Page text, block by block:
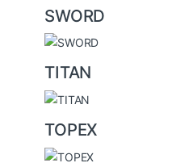
SWORD
TITAN
TOPEX